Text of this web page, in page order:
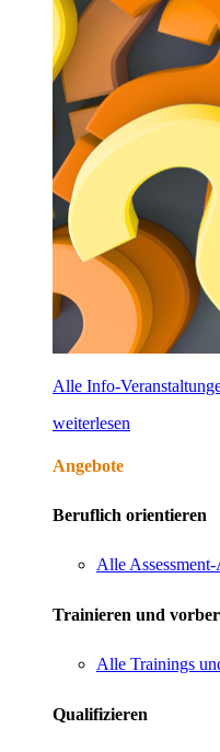
Alle Info-
weiterlesen
Angebote
Beruflich orientieren
Alle
Trainieren und
Alle Trainings
Qualifizieren